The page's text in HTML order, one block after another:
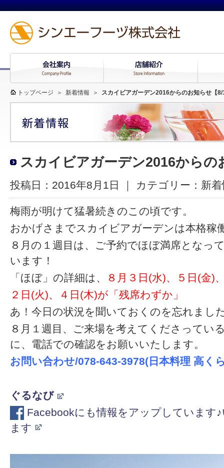
トップページ ＞ 新着情報 ＞ スカイビアガーデン2016からのお知らせ【8/
スカイビアガーデン2016からの
投稿日：2016年8月1日 ｜ カテゴリー： 新
梅雨が明けて猛暑続きのこの頃です。
おかげさまでスカイビアガーデンは本格稼
８月の１週目は、ご予約でほぼ満席となっ
います！
「ほぼ」の詳細は、
８月３日(水)、５日(金)
２日(火)、４日(木)が「残席わずか」
あ！今日の状況を聞いておくのを忘れまし
８月１週目、ご来場を考えてくださってい
に、電話での確認をお願いいたします。
お問い合わせ/078-643-3978(日本料理 高く
ぐるなび
Facebookにも情報をアップしています
ます